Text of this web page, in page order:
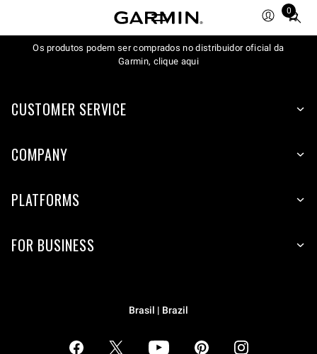
0
Total
items
in
Os produtos podem ser comprados no distribuidor oficial da
Garmin, clique aqui
CUSTOMER SERVICE
COMPANY
PLATFORMS
FOR BUSINESS
Brasil | Brazil